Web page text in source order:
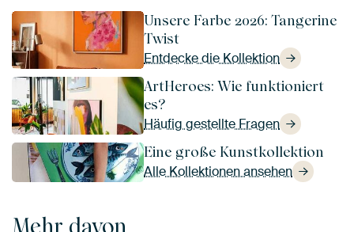
Unsere Farbe 2026: Tangerine
Twist
Entdecke die Kollektion
ArtHeroes: Wie funktioniert
es?
Häufig gestellte Fragen
Eine große Kunstkollektion
Alle Kollektionen ansehen